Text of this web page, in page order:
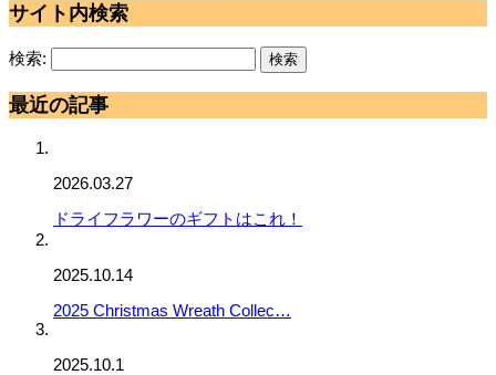
サイト内検索
検索:
最近の記事
2026.03.27
ドライフラワーのギフトはこれ！
2025.10.14
2025 Christmas Wreath Collec…
2025.10.1